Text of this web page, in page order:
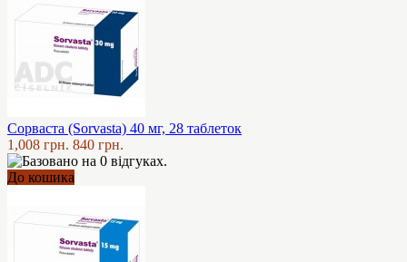
Сорваста (Sorvasta) 40 мг, 28 таблеток
1,008 грн. 840 грн.
До кошика